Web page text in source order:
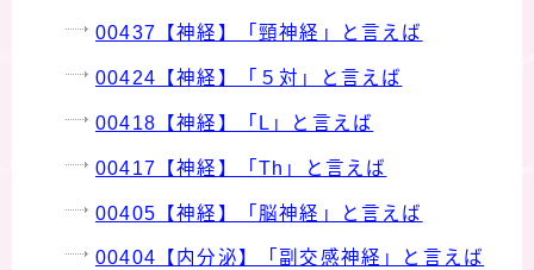
00437【神経】「頸神経」と言えば
00424【神経】「５対」と言えば
00418【神経】「L」と言えば
00417【神経】「Th」と言えば
00405【神経】「脳神経」と言えば
00404【内分泌】「副交感神経」と言えば